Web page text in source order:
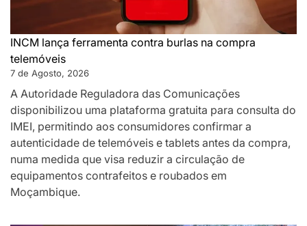
INCM lança ferramenta contra burlas na compra
telemóveis
7 de Agosto, 2026
A Autoridade Reguladora das Comunicações
disponibilizou uma plataforma gratuita para consulta do
IMEI, permitindo aos consumidores confirmar a
autenticidade de telemóveis e tablets antes da compra,
numa medida que visa reduzir a circulação de
equipamentos contrafeitos e roubados em
Moçambique.